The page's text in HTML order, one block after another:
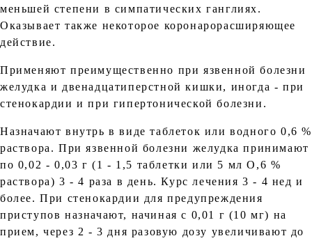
меньшей степени в симпатических ганглиях.
Оказывает также некоторое коронарорасширяющее
действие.
Применяют преимущественно при язвенной болезни
желудка и двенадцатиперстной кишки, иногда - при
стенокардии и при гипертонической болезни.
Назначают внутрь в виде таблеток или водного 0,6 %
раствора. При язвенной болезни желудка принимают
по 0,02 - 0,03 г (1 - 1,5 таблетки или 5 мл О,6 %
раствора) 3 - 4 раза в день. Курс лечения 3 - 4 нед и
более. При стенокардии для предупреждения
приступов назначают, начиная с 0,01 г (10 мг) на
прием, через 2 - 3 дня разовую дозу увеличивают до